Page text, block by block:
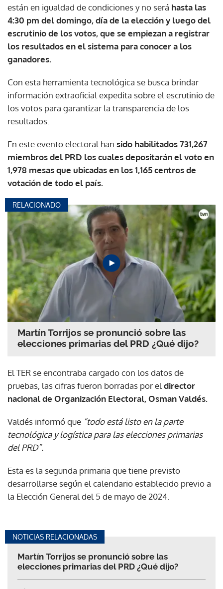
están en igualdad de condiciones y no será hasta las
4:30 pm del domingo, día de la elección y luego del
escrutinio de los votos, que se empiezan a registrar
los resultados en el sistema para conocer a los
ganadores.
Con esta herramienta tecnológica se busca brindar
información extraoficial expedita sobre el escrutinio de
los votos para garantizar la transparencia de los
resultados.
En este evento electoral han sido habilitados 731,267
miembros del PRD los cuales depositarán el voto en
1,978 mesas que ubicadas en los 1,165 centros de
votación de todo el país.
RELACIONADO
Martín Torrijos se pronunció sobre las
elecciones primarias del PRD ¿Qué dijo?
El TER se encontraba cargado con los datos de
pruebas, las cifras fueron borradas por el director
nacional de Organización Electoral, Osman Valdés.
Valdés informó que “todo está listo en la parte
tecnológica y logística para las elecciones primarias
del PRD”.
Esta es la segunda primaria que tiene previsto
desarrollarse según el calendario establecido previo a
la Elección General del 5 de mayo de 2024.
NOTICIAS RELACIONADAS
Martín Torrijos se pronunció sobre las
elecciones primarias del PRD ¿Qué dijo?